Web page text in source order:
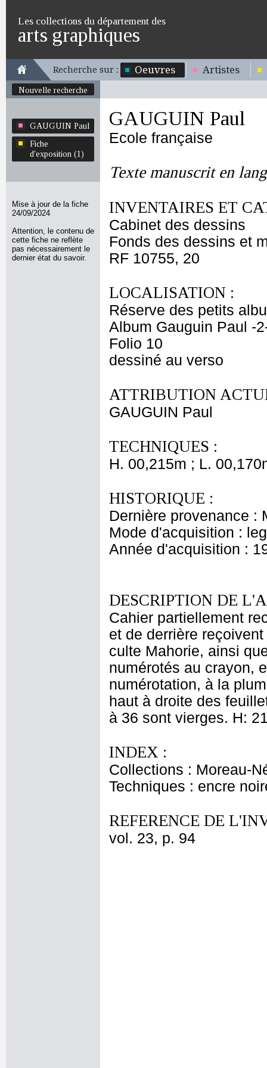
Les collections du département des
arts graphiques
Recherche sur : Oeuvres Artistes
Nouvelle recherche
GAUGUIN Paul
Fiche
d'exposition (1)
Mise à jour de la fiche
24/09/2024
Attention, le contenu de
cette fiche ne reflète
pas nécessairement le
dernier état du savoir.
GAUGUIN Paul
Ecole française
Texte manuscrit en
INVENTAIRES ET
Cabinet des dessins
Fonds des dessins et
RF 10755, 20
LOCALISATION :
Réserve des petits
Album Gauguin Paul -
Folio 10
dessiné au verso
ATTRIBUTION
GAUGUIN Paul
TECHNIQUES :
H. 00,215m ; L.
HISTORIQUE :
Dernière provenance :
Mode d'acquisition :
Année d'acquisition :
DESCRIPTION DE
Cahier partiellement
et de derrière
culte Mahorie, ainsi
numérotés au crayon,
numérotation, à la
haut à droite des
à 36 sont vierges. H:
INDEX :
Collections : Moreau-
Techniques : encre
REFERENCE DE
vol. 23, p. 94